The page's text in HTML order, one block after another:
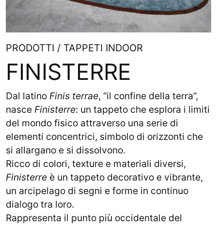
PRODOTTI / TAPPETI INDOOR
FINISTERRE
Dal latino Finis terrae, “il confine della terra”,
nasce Finisterre: un tappeto che esplora i limiti
del mondo fisico attraverso una serie di
elementi concentrici, simbolo di orizzonti che
si allargano e si dissolvono.
Ricco di colori, texture e materiali diversi,
Finisterre è un tappeto decorativo e vibrante,
un arcipelago di segni e forme in continuo
dialogo tra loro.
Rappresenta il punto più occidentale del